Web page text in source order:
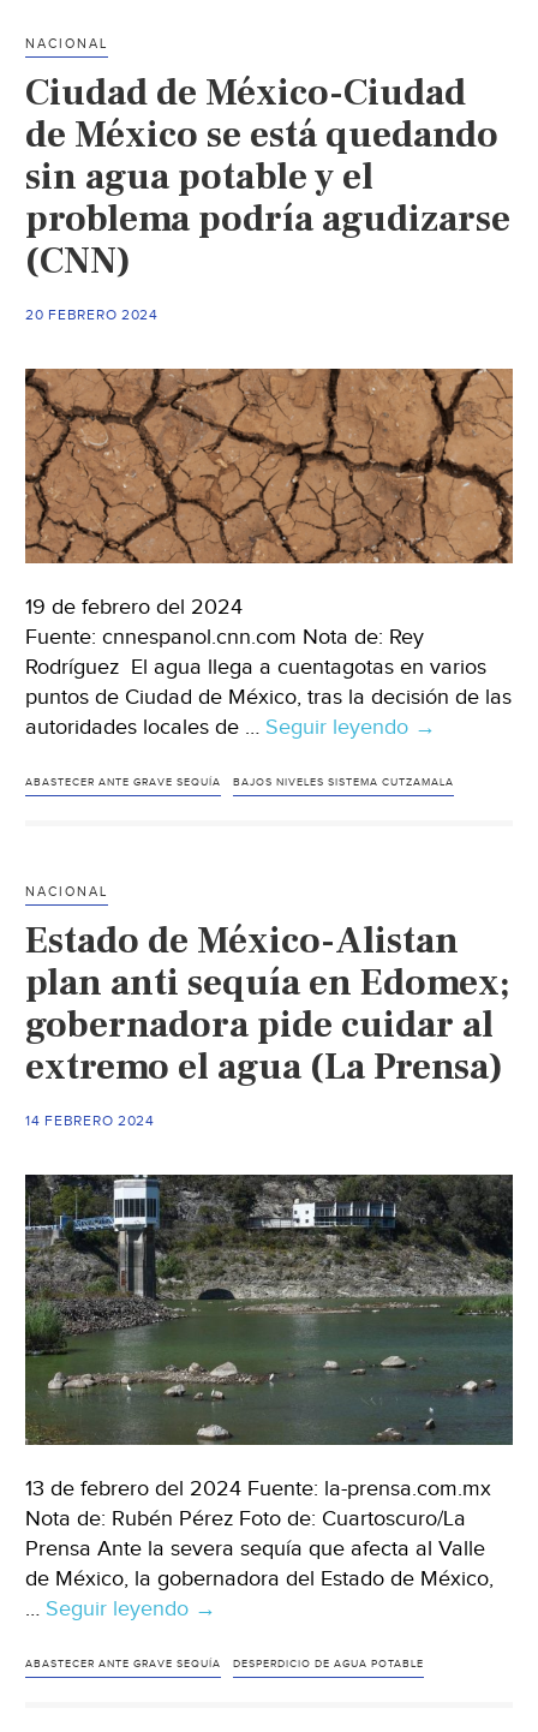
NACIONAL
Ciudad de México-Ciudad
de México se está quedando
sin agua potable y el
problema podría agudizarse
(CNN)
20 FEBRERO 2024
19 de febrero del 2024
Fuente: cnnespanol.cnn.com Nota de: Rey
Rodríguez El agua llega a cuentagotas en varios
puntos de Ciudad de México, tras la decisión de las
autoridades locales de … Seguir leyendo Ciudad
México-
está
sin
agua
potable
podría
agudizarse
(CNN)
→
ABASTECER ANTE GRAVE SEQUÍA BAJOS NIVELES SISTEMA CUTZAMALA
NACIONAL
Estado de México-Alistan
plan anti sequía en Edomex;
gobernadora pide cuidar al
extremo el agua (La Prensa)
14 FEBRERO 2024
13 de febrero del 2024 Fuente: la-prensa.com.mx
Nota de: Rubén Pérez Foto de: Cuartoscuro/La
Prensa Ante la severa sequía que afecta al Valle
de México, la gobernadora del Estado de México,
… Seguir leyendo Estado
México-
→
ABASTECER ANTE GRAVE SEQUÍA DESPERDICIO DE AGUA POTABLE